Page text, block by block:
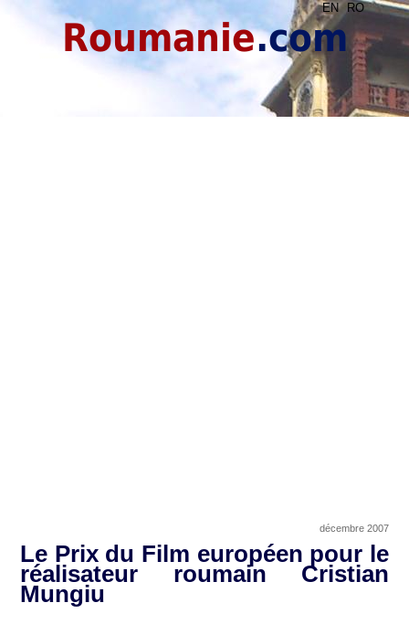
EN RO
Roumanie.com
décembre 2007
Le Prix du Film européen pour le
réalisateur roumain Cristian
Mungiu